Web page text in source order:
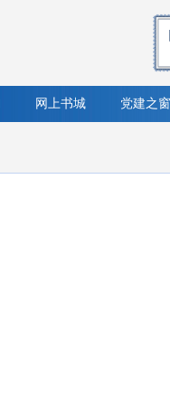
网上书城 党建之窗